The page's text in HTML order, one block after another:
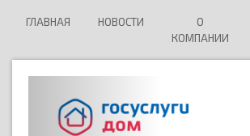
ГЛАВНАЯ НОВОСТИ
О
КОМПАНИИ